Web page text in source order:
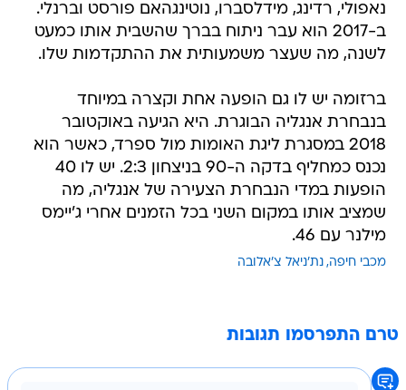
נאפולי, רדינג, מידלסברו, נוטינגהאם פורסט וברנלי.
ב-2017 הוא עבר ניתוח בברך שהשבית אותו כמעט
לשנה, מה שעצר משמעותית את ההתקדמות שלו.
ברזומה יש לו גם הופעה אחת וקצרה במיוחד
בנבחרת אנגליה הבוגרת. היא הגיעה באוקטובר
2018 במסגרת ליגת האומות מול ספרד, כאשר הוא
נכנס כמחליף בדקה ה-90 בניצחון 2:3. יש לו 40
הופעות במדי הנבחרת הצעירה של אנגליה, מה
שמציב אותו במקום השני בכל הזמנים אחרי ג'יימס
מילנר עם 46.
מכבי חיפה נת'ניאל צ'אלובה
טרם התפרסמו תגובות